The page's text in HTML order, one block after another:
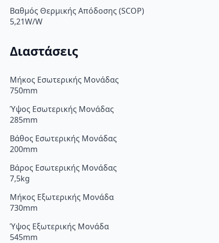
Βαθμός Θερμικής Απόδοσης (SCOP)
5,21W/W
Διαστάσεις
Μήκος Εσωτερικής Μονάδας
750mm
Ύψος Εσωτερικής Μονάδας
285mm
Βάθος Εσωτερικής Μονάδας
200mm
Βάρος Εσωτερικής Μονάδας
7,5kg
Μήκος Εξωτερικής Μονάδα
730mm
Ύψος Εξωτερικής Μονάδα
545mm